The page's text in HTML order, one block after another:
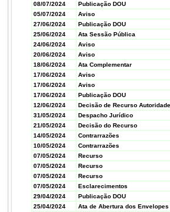
08/07/2024
Publicação DOU
05/07/2024
Aviso
27/06/2024
Publicação DOU
25/06/2024
Ata Sessão Pública
24/06/2024
Aviso
20/06/2024
Aviso
18/06/2024
Ata Complementar
17/06/2024
Aviso
17/06/2024
Aviso
17/06/2024
Publicação DOU
12/06/2024
Decisão de Recurso
31/05/2024
Despacho Jurídico
21/05/2024
Decisão do Recurso
14/05/2024
Contrarrazões
10/05/2024
Contrarrazões
07/05/2024
Recurso
07/05/2024
Recurso
07/05/2024
Recurso
07/05/2024
Esclarecimentos
29/04/2024
Publicação DOU
25/04/2024
Ata de Abertura dos Envelopes